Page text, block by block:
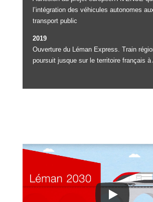
l’intégration des véhicules autonomes
transport public
2019
Ouverture du Léman Express. Train
poursuit jusque sur le territoire français à